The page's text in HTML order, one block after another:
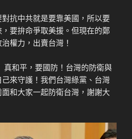
抗中共就是要靠美國，所以要
要拚命爭取美援。但現在的鄭
權力，出賣台灣！
真和平，要國防！台灣的防衛與
來守護！我們台灣綠黨、台灣
和大家一起防衛台灣，謝謝大